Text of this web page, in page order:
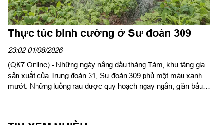
Thực túc binh cường ở Sư đoàn 309
23:02 01/08/2026
(QK7 Online) - Những ngày nắng đầu tháng Tám, khu tăng gia
sản xuất của Trung đoàn 31, Sư đoàn 309 phủ một màu xanh
mướt. Những luống rau được quy hoạch ngay ngắn, giàn bầu,